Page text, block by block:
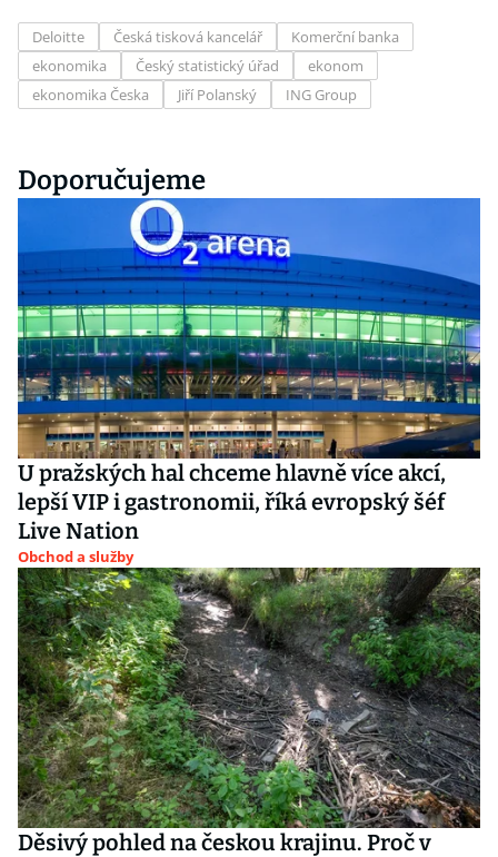
Deloitte Česká tisková kancelář
Komerční banka
ekonomika
Český statistický úřad
ekonom
ekonomika Česka
Jiří Polanský ING Group
Doporučujeme
U pražských hal chceme hlavně více akcí,
lepší VIP i gastronomii, říká evropský šéf
Live Nation
Obchod a služby
Děsivý pohled na českou krajinu. Proč v